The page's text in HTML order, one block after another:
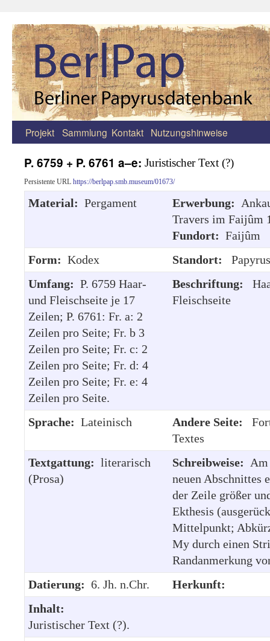
Zum
springen
Projekt Sammlung Kontakt Nutzungshinweise
P. 6759 + P. 6761 a–e: Juristischer Text (?)
Persistente URL https://berlpap.smb.museum/01673/
Material: Pergament Erwerbung:
Travers im Faijûm
Fundort: Faijûm
Form: Kodex Standort:
Umfang: P. 6759 Haar-
und Fleischseite je 17
Zeilen; P. 6761: Fr. a: 2
Zeilen pro Seite; Fr. b 3
Zeilen pro Seite; Fr. c: 2
Zeilen pro Seite; Fr. d: 4
Zeilen pro Seite; Fr. e: 4
Zeilen pro Seite.
Beschriftung:
Fleischseite
Sprache: Lateinisch Andere Seite:
Textes
Textgattung: literarisch
(Prosa)
Schreibweise:
neuen Abschnittes
der Zeile größer
Ekthesis
Mittelpunkt;
My durch einen
Randanmerkung
Datierung: 6. Jh. n.Chr.
Herkunft:
Inhalt:
Juristischer Text (?).